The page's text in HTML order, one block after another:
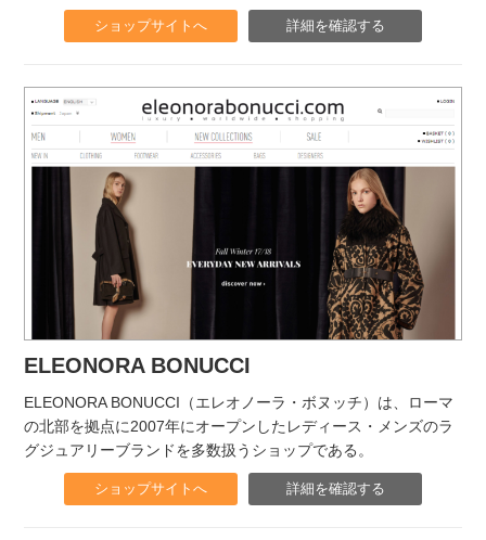
ショップサイトへ 詳細を確認する
ELEONORA BONUCCI
ELEONORA BONUCCI（エレオノーラ・ボヌッチ）は、ローマ
の北部を拠点に2007年にオープンしたレディース・メンズのラ
グジュアリーブランドを多数扱うショップである。
ショップサイトへ 詳細を確認する